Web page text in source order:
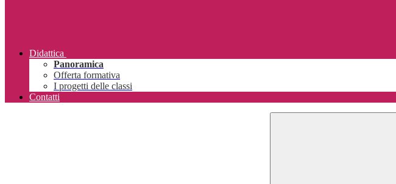
Didattica
Panoramica
Offerta formativa
I progetti delle classi
Contatti